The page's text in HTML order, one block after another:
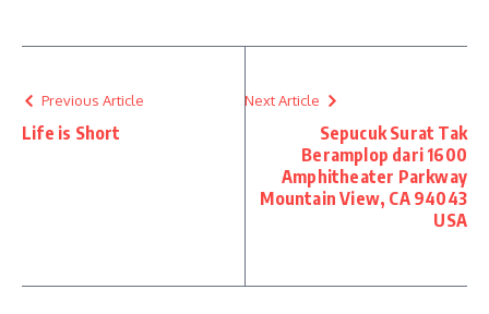
Previous Article
Life is Short
Next Article
Sepucuk Surat Tak
Beramplop dari 1600
Amphitheater Parkway
Mountain View, CA 94043
USA